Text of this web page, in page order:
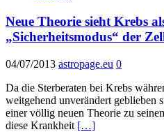
Neue Theorie sieht Krebs
„Sicherheitsmodus“ der
04/07/2013 astropage.eu 0
Da die Sterberaten bei Krebs
weitgehend unverändert geblieben
einer völlig neuen Theorie zu
diese Krankheit […]